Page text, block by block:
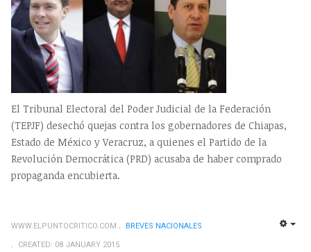
El Tribunal Electoral del Poder Judicial de la Federación
(TEPJF) desechó quejas contra los gobernadores de Chiapas,
Estado de México y Veracruz, a quienes el Partido de la
Revolución Democrática (PRD) acusaba de haber comprado
propaganda encubierta.
WWW.ELPUNTOCRITICO.COM
BREVES NACIONALES
CREATED: 08 JANUARY 2015